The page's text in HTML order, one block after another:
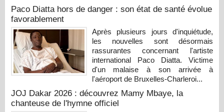
Paco Diatta hors de danger : son état de santé évolue
favorablement
Après plusieurs jours d'inquiétude,
les nouvelles sont désormais
rassurantes concernant l'artiste
international Paco Diatta. Victime
d'un malaise à son arrivée à
l'aéroport de Bruxelles-Charleroi...
JOJ Dakar 2026 : découvrez Mamy Mbaye, la
chanteuse de l'hymne officiel